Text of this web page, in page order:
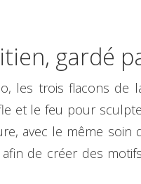
gardé
les trois flacons de
et le feu pour
avec le même soin
de créer des